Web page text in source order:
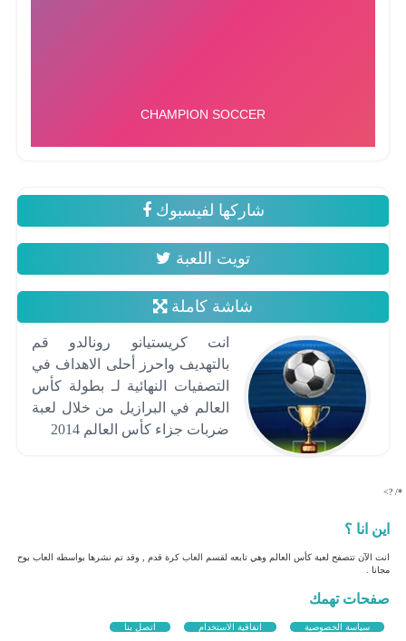
شاركها لفيسبوك
تويت اللعبة
شاشة كاملة
انت كريستيانو رونالدو قم
بالتهديف واحرز أحلى الاهداف في
التصفيات النهائية لـ بطولة كأس
العالم في البرازيل من خلال لعبة
ضربات جزاء كأس العالم 2014
*/ ?>
اين انا ؟
انت الآن تتصفح لعبة كأس العالم وهي تابعه لقسم العاب كرة قدم , وقد تم نشرها بواسطه العاب بوح
مجانا .
صفحات تهمك
سياسة الخصوصية اتفاقية الاستخدام اتصل بنا